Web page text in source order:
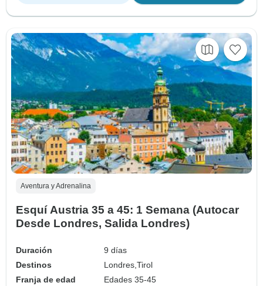
Aventura y Adrenalina
Esquí Austria 35 a 45: 1 Semana (Autocar
Desde Londres, Salida Londres)
Duración
9 días
Destinos
Londres,Tirol
Franja de edad
Edades 35-45